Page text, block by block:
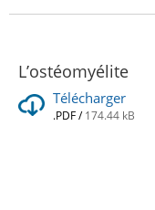
L’ostéomyélite
Télécharger
.PDF/174.44 kB